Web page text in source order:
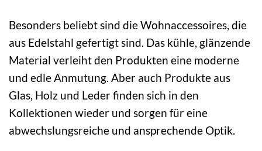
Besonders beliebt sind die Wohnaccessoires, die
aus Edelstahl gefertigt sind. Das kühle, glänzende
Material verleiht den Produkten eine moderne
und edle Anmutung. Aber auch Produkte aus
Glas, Holz und Leder finden sich in den
Kollektionen wieder und sorgen für eine
abwechslungsreiche und ansprechende Optik.